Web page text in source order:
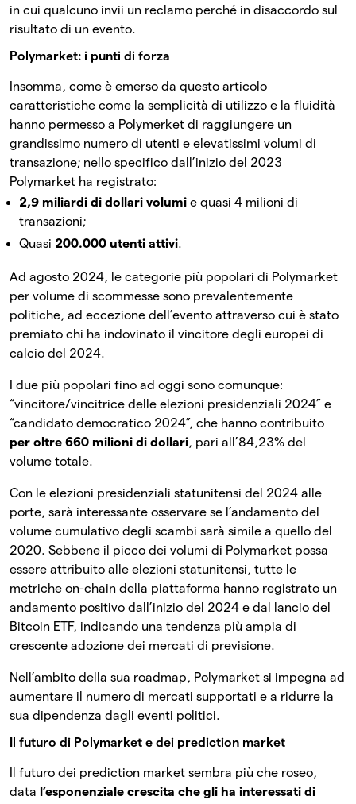
in cui qualcuno invii un reclamo perché in disaccordo sul
risultato di un evento.
Polymarket: i punti di forza
Insomma, come è emerso da questo articolo
caratteristiche come la semplicità di utilizzo e la fluidità
hanno permesso a Polymerket di raggiungere un
grandissimo numero di utenti e elevatissimi volumi di
transazione; nello specifico dall’inizio del 2023
Polymarket ha registrato:
2,9 miliardi di dollari volumi e quasi 4 milioni di
transazioni;
Quasi 200.000 utenti attivi.
Ad agosto 2024, le categorie più popolari di Polymarket
per volume di scommesse sono prevalentemente
politiche, ad eccezione dell’evento attraverso cui è stato
premiato chi ha indovinato il vincitore degli europei di
calcio del 2024.
I due più popolari fino ad oggi sono comunque:
“vincitore/vincitrice delle elezioni presidenziali 2024” e
“candidato democratico 2024”, che hanno contribuito
per oltre 660 milioni di dollari, pari all’84,23% del
volume totale.
Con le elezioni presidenziali statunitensi del 2024 alle
porte, sarà interessante osservare se l’andamento del
volume cumulativo degli scambi sarà simile a quello del
2020. Sebbene il picco dei volumi di Polymarket possa
essere attribuito alle elezioni statunitensi, tutte le
metriche on-chain della piattaforma hanno registrato un
andamento positivo dall’inizio del 2024 e dal lancio del
Bitcoin ETF, indicando una tendenza più ampia di
crescente adozione dei mercati di previsione.
Nell’ambito della sua roadmap, Polymarket si impegna ad
aumentare il numero di mercati supportati e a ridurre la
sua dipendenza dagli eventi politici.
Il futuro di Polymarket e dei prediction market
Il futuro dei prediction market sembra più che roseo,
data l’esponenziale crescita che gli ha interessati di